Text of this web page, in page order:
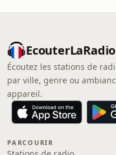
Écoutez les stations de
par ville, genre ou
appareil.
PARCOURIR